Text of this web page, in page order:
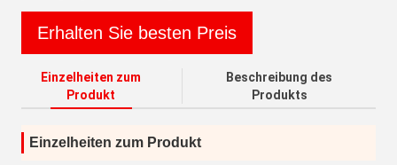
Erhalten Sie besten Preis
Einzelheiten zum
Produkt
Beschreibung des
Produkts
Einzelheiten zum Produkt